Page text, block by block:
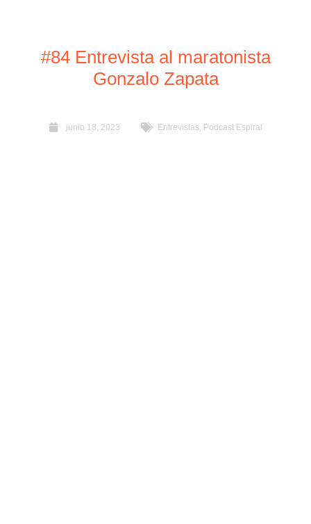
#84 Entrevista al maratonista
Gonzalo Zapata
junio 18, 2023 Entrevistas, Podcast Espiral